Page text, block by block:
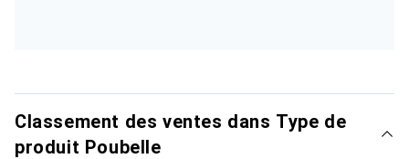
Classement des ventes dans Type de
produit Poubelle